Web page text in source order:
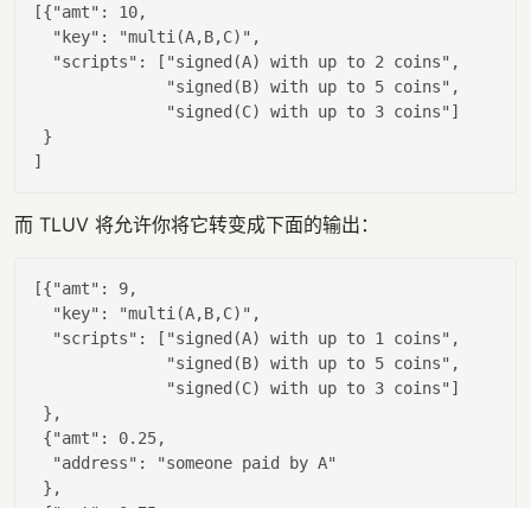
[{"amt" : 10,
"key" : "multi(A,B,C)" ,
"scripts" : [ "signed(A) with up to 2 coins" ,
"signed(B) with up to 5 coins" ,
"signed(C) with up to 3 coins" ]
}
而 TLUV 将允许你将它转变成下面的输出：
[{"amt" : 9,
"key" : "multi(A,B,C)" ,
"scripts" : [ "signed(A) with up to 1 coins" ,
"signed(B) with up to 5 coins" ,
"signed(C) with up to 3 coins" ]
},
{"amt" : 0.25,
"address" :
"someone paid by A"
},